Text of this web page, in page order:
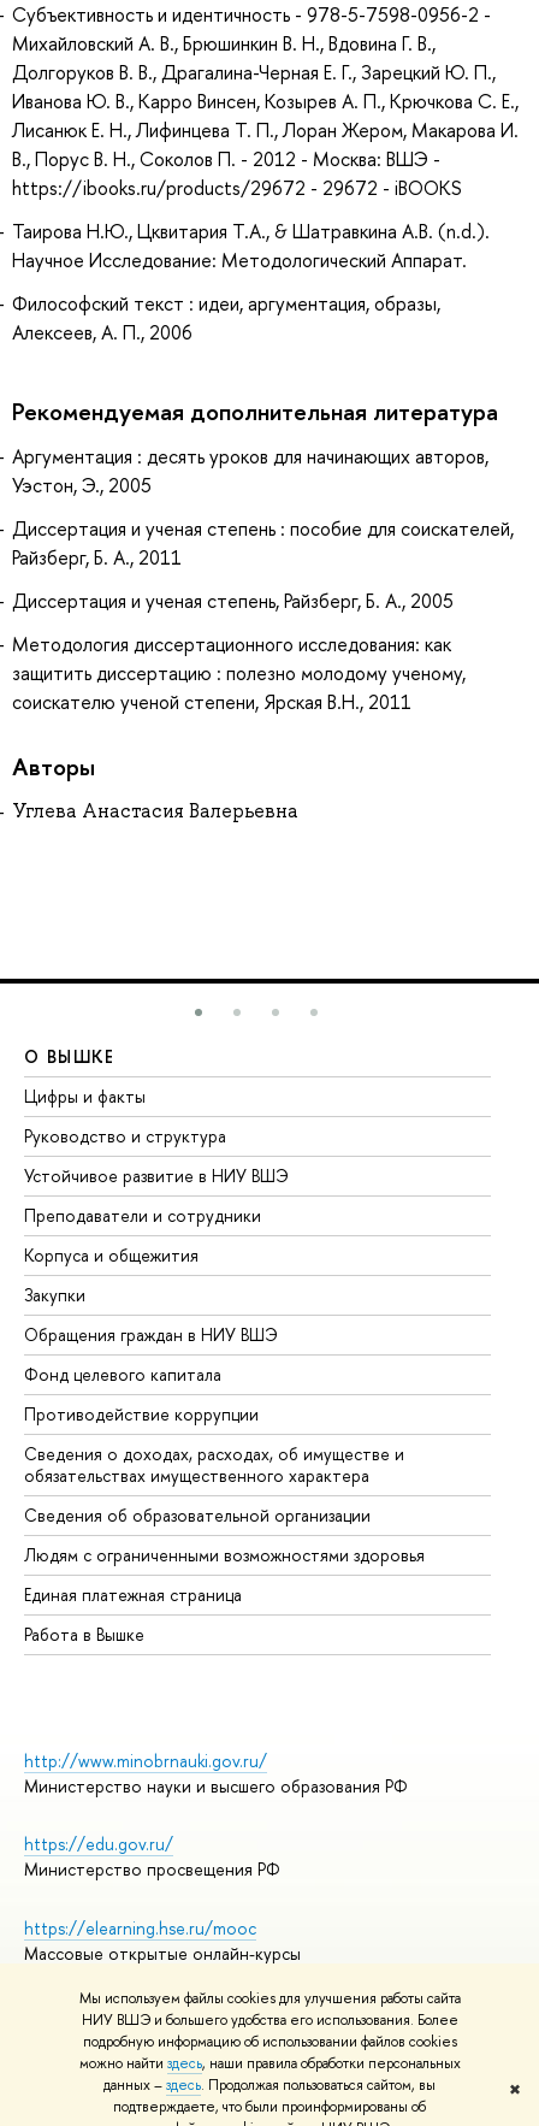
Мы используем файлы cookies для улучшения работы сайта
НИУ ВШЭ и большего удобства его использования. Более
подробную информацию об использовании файлов cookies
можно найти здесь, наши правила обработки персональных
данных –здесь. Продолжая пользоваться сайтом, вы
подтверждаете, что были проинформированы об
✖
Субъективность и идентичность - 978-5-7598-0956-2 -
Михайловский А. В., Брюшинкин В. Н., Вдовина Г. В.,
Долгоруков В. В., Драгалина-Черная Е. Г., Зарецкий Ю. П.,
Иванова Ю. В., Карро Винсен, Козырев А. П., Крючкова С. Е.,
Лисанюк Е. Н., Лифинцева Т. П., Лоран Жером, Макарова И.
В., Порус В. Н., Соколов П. - 2012 - Москва: ВШЭ -
https://ibooks.ru/products/29672 - 29672 - iBOOKS
Таирова Н.Ю., Цквитария Т.А., & Шатравкина А.В. (n.d.).
Научное Исследование: Методологический Аппарат.
Философский текст : идеи, аргументация, образы,
Алексеев, А. П., 2006
Рекомендуемая дополнительная литература
Аргументация : десять уроков для начинающих авторов,
Уэстон, Э., 2005
Диссертация и ученая степень : пособие для соискателей,
Райзберг, Б. А., 2011
Диссертация и ученая степень, Райзберг, Б. А., 2005
Методология диссертационного исследования: как
защитить диссертацию : полезно молодому ученому,
соискателю ученой степени, Ярская В.Н., 2011
Авторы
Углева Анастасия Валерьевна
О ВЫШКЕ
Цифры и факты
Руководство и структура
Устойчивое развитие в НИУ ВШЭ
Преподаватели и сотрудники
Корпуса и общежития
Закупки
Обращения граждан в НИУ ВШЭ
Фонд целевого капитала
Противодействие коррупции
Сведения о доходах, расходах, об имуществе и
обязательствах имущественного характера
Сведения об образовательной организации
Людям с ограниченными возможностями здоровья
Единая платежная страница
Работа в Вышке
http://www.minobrnauki.gov.ru/
Министерство науки и высшего образования РФ
https://edu.gov.ru/
Министерство просвещения РФ
https://elearning.hse.ru/mooc
Массовые открытые онлайн-курсы
© НИУ ВШЭ 1993–2026
Адреса и контакты
Условия использования материалов
Политика конфиденциальности